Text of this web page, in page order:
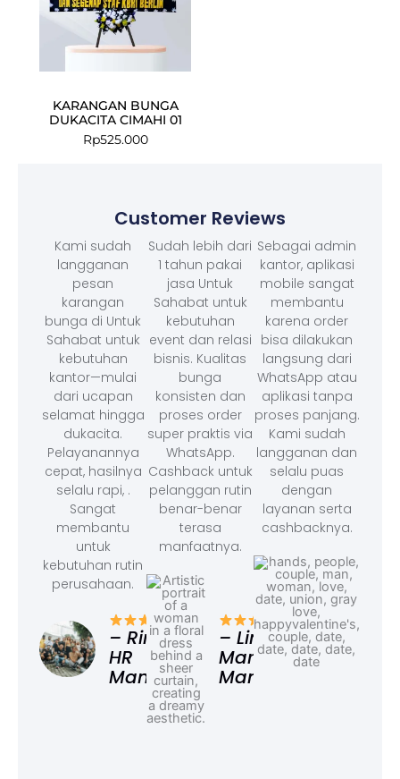
KARANGAN BUNGA
DUKACITA CIMAHI 01
Rp525.000
Customer Reviews
Kami sudah
langganan
pesan
karangan
bunga di Untuk
Sahabat untuk
kebutuhan
kantor—mulai
dari ucapan
selamat hingga
dukacita.
Pelayanannya
cepat, hasilnya
selalu rapi, .
Sangat
membantu
untuk
kebutuhan rutin
perusahaan.
– Rina,
HR
Manager
Sudah lebih dari
1 tahun pakai
jasa Untuk
Sahabat untuk
kebutuhan
event dan relasi
bisnis. Kualitas
bunga
konsisten dan
proses order
super praktis via
WhatsApp.
Cashback untuk
pelanggan rutin
benar-benar
terasa
manfaatnya.
– Linda,
Marketing
Manager
Sebagai admin
kantor, aplikasi
mobile sangat
membantu
karena order
bisa dilakukan
langsung dari
WhatsApp atau
aplikasi tanpa
proses panjang.
Kami sudah
langganan dan
selalu puas
dengan
layanan serta
cashbacknya.